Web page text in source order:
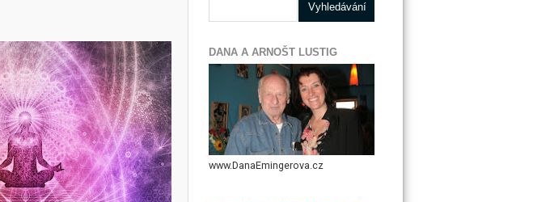
DANA A ARNOŠT LUSTIG
www.DanaEmingerova.cz